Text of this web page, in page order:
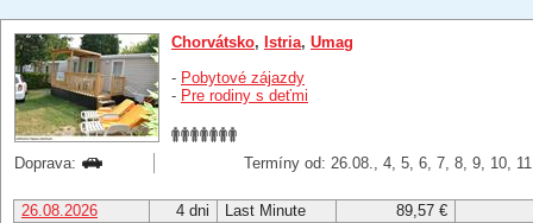
Chorvátsko, Istria, Umag
- Pobytové zájazdy
- Pre rodiny s deťmi
Doprava: Termíny od: 26.08., 4, 5, 6, 7, 8, 9, 10,
26.08.2026 4 dni Last Minute
89,57 €